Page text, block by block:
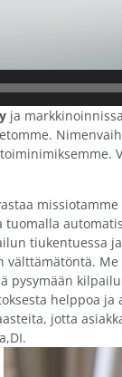
ja
tuomalla
tiukentuessa
pysymään
helppoa ja
jotta